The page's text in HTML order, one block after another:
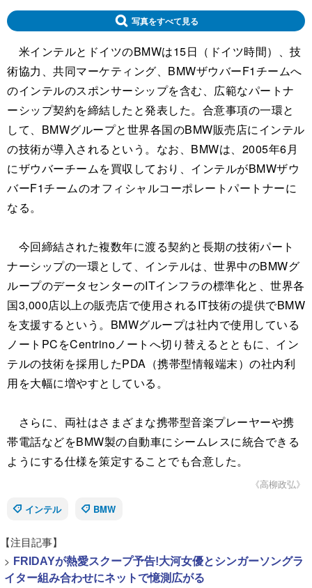
写真をすべて見る
米インテルとドイツのBMWは15日（ドイツ時間）、技
術協力、共同マーケティング、BMWザウバーF1チームへ
のインテルのスポンサーシップを含む、広範なパートナ
ーシップ契約を締結したと発表した。合意事項の一環と
して、BMWグループと世界各国のBMW販売店にインテル
の技術が導入されるという。なお、BMWは、2005年6月
にザウバーチームを買収しており、インテルがBMWザウ
バーF1チームのオフィシャルコーポレートパートナーに
なる。
今回締結された複数年に渡る契約と長期の技術パート
ナーシップの一環として、インテルは、世界中のBMWグ
ループのデータセンターのITインフラの標準化と、世界各
国3,000店以上の販売店で使用されるIT技術の提供でBMW
を支援するという。BMWグループは社内で使用している
ノートPCをCentrinoノートへ切り替えるとともに、イン
テルの技術を採用したPDA（携帯型情報端末）の社内利
用を大幅に増やすとしている。
さらに、両社はさまざまな携帯型音楽プレーヤーや携
帯電話などをBMW製の自動車にシームレスに統合できる
ようにする仕様を策定することでも合意した。
《高柳政弘》
インテル
BMW
【注目記事】
> FRIDAYが熱愛スクープ予告!大河女優とシンガーソングラ
イター組み合わせにネットで憶測広がる